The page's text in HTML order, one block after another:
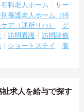
有料老人ホーム
サー
養護老人ホーム（特
ア（通所リハ）
グ
訪問看護
訪問診療
ショートステイ
養
求人を給与で探す